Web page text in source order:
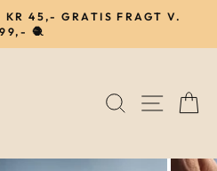
Pause
KR 45,- GRATIS FRAGT V.
🧶
SØG